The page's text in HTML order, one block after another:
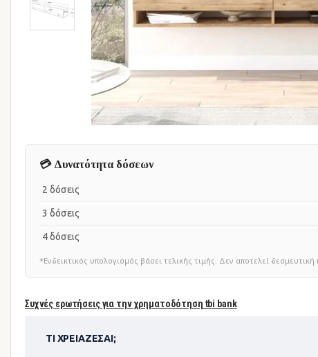
Συχνές ερωτήσεις για την χρηματοδότηση tbi bank
ΤΙ ΧΡΕΙΆΖΕΣΑΙ;
💳 Δυνατότητα δόσεων
2 δόσεις
3 δόσεις
4 δόσεις
*Ενδεικτικός υπολογισμός βάσει τελικής τιμής. Δεν αποτελεί